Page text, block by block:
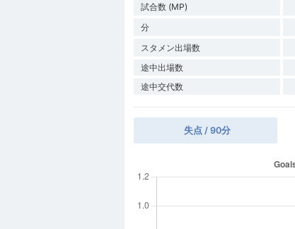
試合数 (MP)
分
スタメン出場数
途中出場数
途中交代数
失点 / 90分